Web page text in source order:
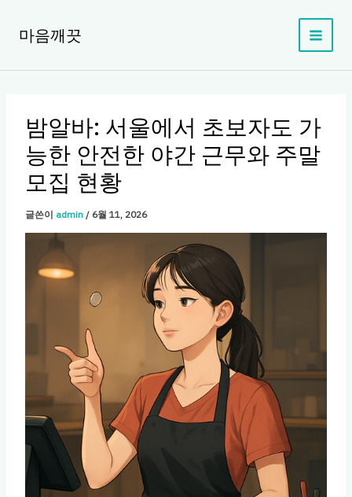
건
마음깨끗
밤알바: 서울에서 초보자도 가
능한 안전한 야간 근무와 주말
모집 현황
글쓴이 admin / 6월 11, 2026